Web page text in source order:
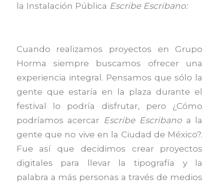
la Instalación Pública Escribe Escribano:
Cuando realizamos proyectos en Grupo
Horma siempre buscamos ofrecer una
experiencia integral. Pensamos que sólo la
gente que estaría en la plaza durante el
festival lo podría disfrutar, pero ¿Cómo
podríamos acercar Escribe Escribanoa la
gente que no vive en la Ciudad de México?.
Fue así que decidimos crear proyectos
digitales para llevar la tipografía y la
palabra a más personas a través de medios